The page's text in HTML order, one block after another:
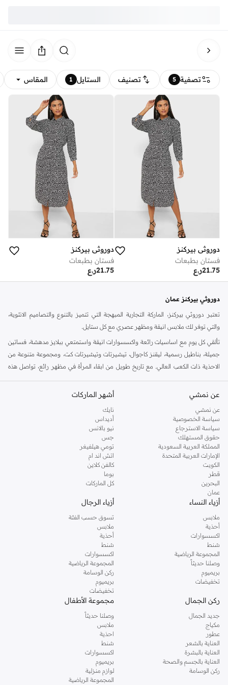
تصفية 5 تصنيف الستايل 1 المقاس
دوروثي بيركنز
فستان بطبعات
ر.ع21.75
دوروثي بيركنز
فستان بطبعات
ر.ع21.75
دوروثي بيركنز عمان
تعتبر دوروثي بيركنز، الماركة التجارية المبهجة التي تتميز بالتنوع والتصاميم الانثوية،
والتي توفر لك ملابس انيقة ومظهر عصري مع كل ستايل.
تألقي كل يوم مع اساسيات رائعة واكسسوارات انيقة واستمتعي ببلايز مدهشة، فساتين
جميلة، بناطيل رسمية، ليقنز كاجوال، تيشيرتات وتيشيرتات كت، ومجموعة متنوعة من
الاحذية ذات الكعب العالي. مع تاريخ طويل من ابقاء المرأة في مظهر رائع، تواصل هذه
كنت تقومين بتجديد خزانة ملابسك الملائمة للعمل، البحث عن فستان مثالي للحفلات او
اليه.
تسوقي دوروثي بيركنز اون لاين مسقط
تسوقي دوروثي بيركنز اون لاين من نمشي واستمتعي باكثر من الف ستايل من مجموعة
دوروثي بيركنز الشهيرة. تصفحي المجموعة كاملة في متجر دوروثي بيركنز اون لاين او
استخدمي القائمة لتحديد تجربة تسوق دوروثي بيركنز اون لاين. خدمة التوصيل السريعة
والدعم الاستثنائي يضمن لك تجربة تسوق ممتعة دائما مع نمشي.
عن نمشي
عن نمشي
سياسة الخصوصية
سياسة الاسترجاع
حقوق المستهلك
المملكة العربية السعودية
الإمارات العربية المتحدة
الكويت
قطر
البحرين
عمان
أشهر الماركات
نايك
أديداس
نيو بالانس
جس
تومي هيلفيغر
اتش اند ام
كالفن كلاين
بوما
كل الماركات
أزياء النساء
ملابس
أحذية
اكسسوارات
شنط
المجموعة الرياضية
وصلنا حديثاً
بريميوم
تخفيضات
أزياء الرجال
تسوق حسب الفئة
ملابس
أحذية
شنط
اكسسوارات
المجموعة الرياضية
ركن الوسامة
بريميوم
تخفيضات
ركن الجمال
جديد الجمال
مكياج
عطور
العناية بالشعر
العناية بالبشرة
العناية بالجسم والصحة
ركن الوسامة
مجموعة الأطفال
وصلنا حديثاً
ملابس
احذية
شنط
اكسسوارات
بريميوم
لوازم منزلية
المجموعة الرياضية